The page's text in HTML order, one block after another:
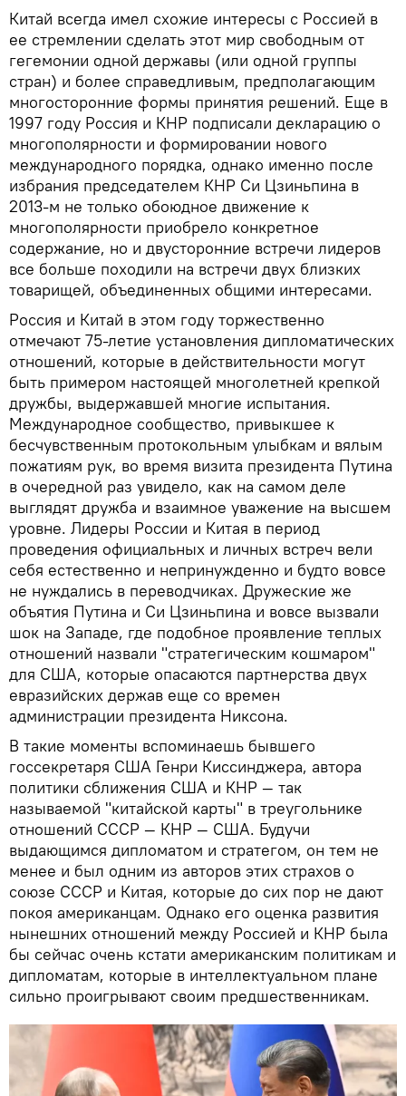
Китай всегда имел схожие интересы с Россией в
ее стремлении сделать этот мир свободным от
гегемонии одной державы (или одной группы
стран) и более справедливым, предполагающим
многосторонние формы принятия решений. Еще в
1997 году Россия и КНР подписали декларацию о
многополярности и формировании нового
международного порядка, однако именно после
избрания председателем КНР Си Цзиньпина в
2013-м не только обоюдное движение к
многополярности приобрело конкретное
содержание, но и двусторонние встречи лидеров
все больше походили на встречи двух близких
товарищей, объединенных общими интересами.
Россия и Китай в этом году торжественно
отмечают 75-летие установления дипломатических
отношений, которые в действительности могут
быть примером настоящей многолетней крепкой
дружбы, выдержавшей многие испытания.
Международное сообщество, привыкшее к
бесчувственным протокольным улыбкам и вялым
пожатиям рук, во время визита президента Путина
в очередной раз увидело, как на самом деле
выглядят дружба и взаимное уважение на высшем
уровне. Лидеры России и Китая в период
проведения официальных и личных встреч вели
себя естественно и непринужденно и будто вовсе
не нуждались в переводчиках. Дружеские же
объятия Путина и Си Цзиньпина и вовсе вызвали
шок на Западе, где подобное проявление теплых
отношений назвали "стратегическим кошмаром"
для США, которые опасаются партнерства двух
евразийских держав еще со времен
администрации президента Никсона.
В такие моменты вспоминаешь бывшего
госсекретаря США Генри Киссинджера, автора
политики сближения США и КНР — так
называемой "китайской карты" в треугольнике
отношений СССР — КНР — США. Будучи
выдающимся дипломатом и стратегом, он тем не
менее и был одним из авторов этих страхов о
союзе СССР и Китая, которые до сих пор не дают
покоя американцам. Однако его оценка развития
нынешних отношений между Россией и КНР была
бы сейчас очень кстати американским политикам и
дипломатам, которые в интеллектуальном плане
сильно проигрывают своим предшественникам.